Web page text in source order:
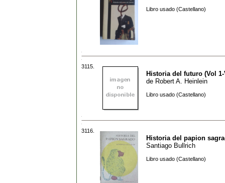
Libro usado (Castellano)
3115.
Historia del futuro (Vol
de Robert A. Heinlein
Libro usado (Castellano)
3116.
Historia del papion
Santiago Bullrich
Libro usado (Castellano)